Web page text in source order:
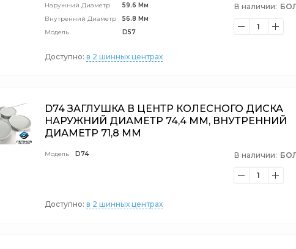
Наружний Диаметр
Внутренний Диаметр
Модель
59.6 Мм
56.8 Мм
D57
В наличии:
1
Доступно: в 2 шинных центрах
D74 ЗАГЛУШКА В ЦЕНТР КОЛЕСНОГО ДИСКА
НАРУЖНИЙ ДИАМЕТР 74,4 ММ, ВНУТРЕННИЙ
ДИАМЕТР 71,8 ММ
Модель D74 В наличии:
1
Доступно: в 2 шинных центрах